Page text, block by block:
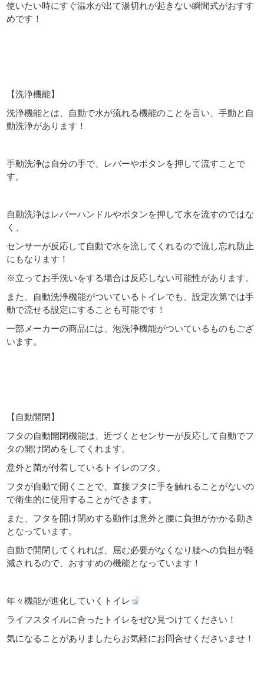
使いたい時にすぐ温水が出て湯切れが起きない瞬間式がおすす
めです！
【洗浄機能】
洗浄機能とは、自動で水が流れる機能のことを言い、手動と自
動洗浄があります！
手動洗浄は自分の手で、レバーやポタンを押して流すことで
す。
自動洗浄はレバーハンドルやボタンを押して水を流すのではな
く、
センサーが反応して自動で水を流してくれるので流し忘れ防止
にもなります！
※立ってお手洗いをする場合は反応しない可能性があります。
また、自動洗浄機能がついているトイレでも、設定次第では手
動で流せる設定にすることも可能です！
一部メーカーの商品には、泡洗浄機能がついているものもござ
います。
【自動開閉】
フタの自動開閉機能は、近づくとセンサーが反応して自動でフ
タの開け閉めをしてくれます。
意外と菌が付着しているトイレのフタ。
フタが自動で開くことで、直接フタに手を触れることがないの
で衛生的に使用することができます。
また、フタを開け閉めする動作は意外と腰に負担がかかる動き
となっています。
自動で開閉してくれれば、屈む必要がなくなり腰への負担が軽
減されるので、おすすめの機能となっています！
年々機能が進化していくトイレ
ライフスタイルに合ったトイレをぜひ見つけてください！
気になることがありましたらお気軽にお問合せくださいませ！